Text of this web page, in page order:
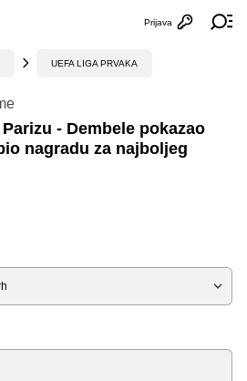
Otvori
Prijava
UEFA LIGA PRVAKA
- Dembele pokazao
nagradu za najboljeg